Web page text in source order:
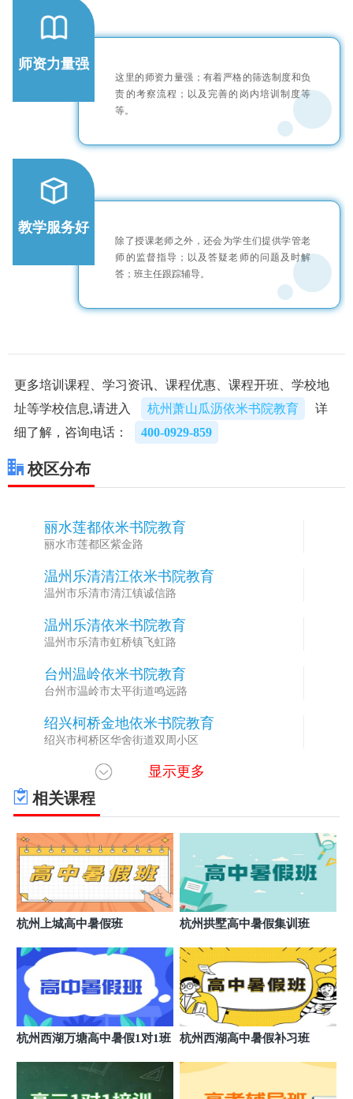
师资力量强
这里的师资力量强；有着严格的筛选制度和负
责的考察流程；以及完善的岗内培训制度等
等。
教学服务好
除了授课老师之外，还会为学生们提供学管老
师的监督指导；以及答疑老师的问题及时解
答；班主任跟踪辅导。
更多培训课程、学习资讯、课程优惠、课程开班、学校地
址等学校信息,请进入
杭州萧山瓜沥依米书院教育
详
细了解，咨询电话：
400-0929-859
校区分布
丽水莲都依米书院教育
丽水市莲都区紫金路
温州乐清清江依米书院教育
温州市乐清市清江镇诚信路
温州乐清依米书院教育
温州市乐清市虹桥镇飞虹路
台州温岭依米书院教育
台州市温岭市太平街道鸣远路
绍兴柯桥金地依米书院教育
绍兴市柯桥区华舍街道双周小区
绍兴柯桥笛扬依米书院教育
绍兴市柯桥区笛扬路
绍兴柯桥轻纺城依米书院教育
绍兴市柯桥区双渎路蝶庄东门口
绍兴柯桥蓝天依米书院教育
9 绍兴越城依米书院教育
10 宁波慈溪依米书院教育
宁波市慈溪市三北西大街28号
11 宁波奉化依米书院教育
宁波市奉化区锦屏街道
宁波鄞州依米书院教育
显示更多
相关课程
杭州上城高中暑假班 杭州拱墅高中暑假集训班
杭州西湖万塘高中暑假1对1班 杭州西湖高中暑假补习班